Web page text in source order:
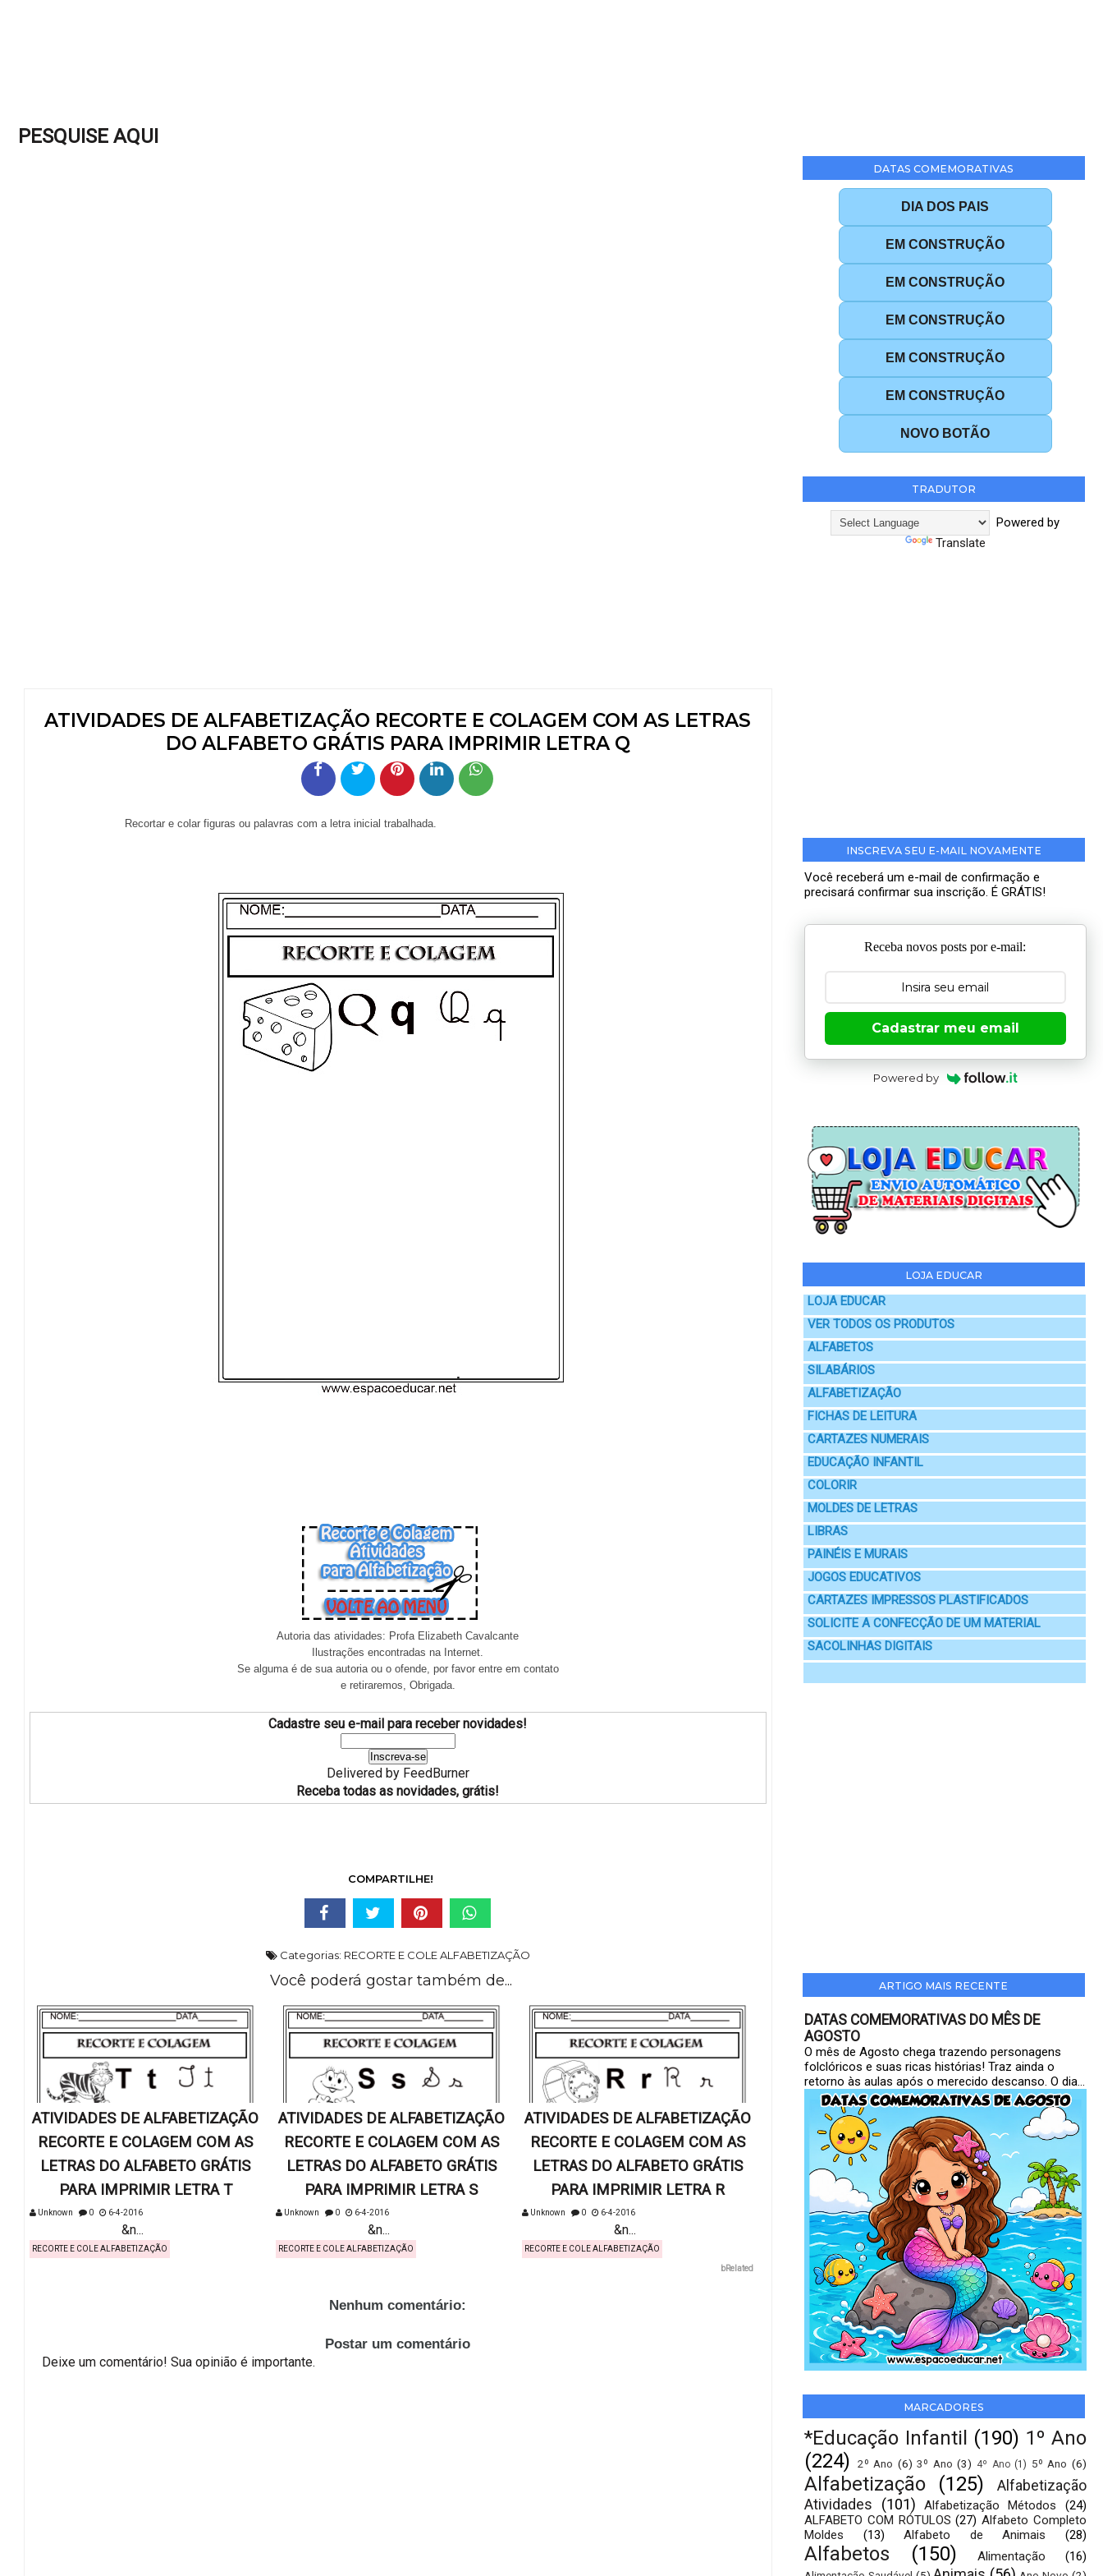
PESQUISE AQUI
ATIVIDADES DE ALFABETIZAÇÃO RECORTE E COLAGEM COM AS LETRAS
DO ALFABETO GRÁTIS PARA IMPRIMIR LETRA Q
Recortar e colar figuras ou palavras com a letra inicial trabalhada.
Autoria das atividades: Profa Elizabeth Cavalcante
Ilustrações encontradas na Internet.
Se alguma é de sua autoria ou o ofende, por favor entre em contato
e retiraremos, Obrigada.
Cadastre seu e-mail para receber novidades!
Delivered by FeedBurner
Receba todas as novidades, grátis!
COMPARTILHE!
Categorias: RECORTE E COLE ALFABETIZAÇÃO
Você poderá gostar também de...
ATIVIDADES DE ALFABETIZAÇÃO
RECORTE E COLAGEM COM AS
LETRAS DO ALFABETO GRÁTIS
PARA IMPRIMIR LETRA T
Unknown 0 6-4-2016
&n...
RECORTE E COLE ALFABETIZAÇÃO
ATIVIDADES DE ALFABETIZAÇÃO
RECORTE E COLAGEM COM AS
LETRAS DO ALFABETO GRÁTIS
PARA IMPRIMIR LETRA S
Unknown 0 6-4-2016
&n...
RECORTE E COLE ALFABETIZAÇÃO
ATIVIDADES DE ALFABETIZAÇÃO
RECORTE E COLAGEM COM AS
LETRAS DO ALFABETO GRÁTIS
PARA IMPRIMIR LETRA R
Unknown 0 6-4-2016
&n...
RECORTE E COLE ALFABETIZAÇÃO
bRelated
Nenhum comentário:
Postar um comentário
Deixe um comentário! Sua opinião é importante.
DATAS COMEMORATIVAS
DIA DOS PAIS
EM CONSTRUÇÃO
EM CONSTRUÇÃO
EM CONSTRUÇÃO
EM CONSTRUÇÃO
EM CONSTRUÇÃO
NOVO BOTÃO
TRADUTOR
Powered by
Translate
INSCREVA SEU E-MAIL NOVAMENTE
Você receberá um e-mail de confirmação e
precisará confirmar sua inscrição. É GRÁTIS!
Receba novos posts por e-mail:
Cadastrar meu email
Powered by
LOJA EDUCAR
LOJA EDUCAR
VER TODOS OS PRODUTOS
ALFABETOS
SILABÁRIOS
ALFABETIZAÇÃO
FICHAS DE LEITURA
CARTAZES NUMERAIS
EDUCAÇÃO INFANTIL
COLORIR
MOLDES DE LETRAS
LIBRAS
PAINÉIS E MURAIS
JOGOS EDUCATIVOS
CARTAZES IMPRESSOS PLASTIFICADOS
SOLICITE A CONFECÇÃO DE UM MATERIAL
SACOLINHAS DIGITAIS
ARTIGO MAIS RECENTE
DATAS COMEMORATIVAS DO MÊS DE
AGOSTO
O mês de Agosto chega trazendo personagens
folclóricos e suas ricas histórias! Traz ainda o
retorno às aulas após o merecido descanso. O dia...
MARCADORES
*Educação Infantil (190) 1º Ano
(224)
2º Ano (6) 3º Ano (3) 4º Ano (1) 5º Ano (6)
Alfabetização (125)
Alfabetização
Atividades
(101) Alfabetização Métodos
(24)
ALFABETO COM RÓTULOS (27) Alfabeto Completo
Moldes
(13) Alfabeto de Animais (28)
Alfabetos (150) Alimentação (16)